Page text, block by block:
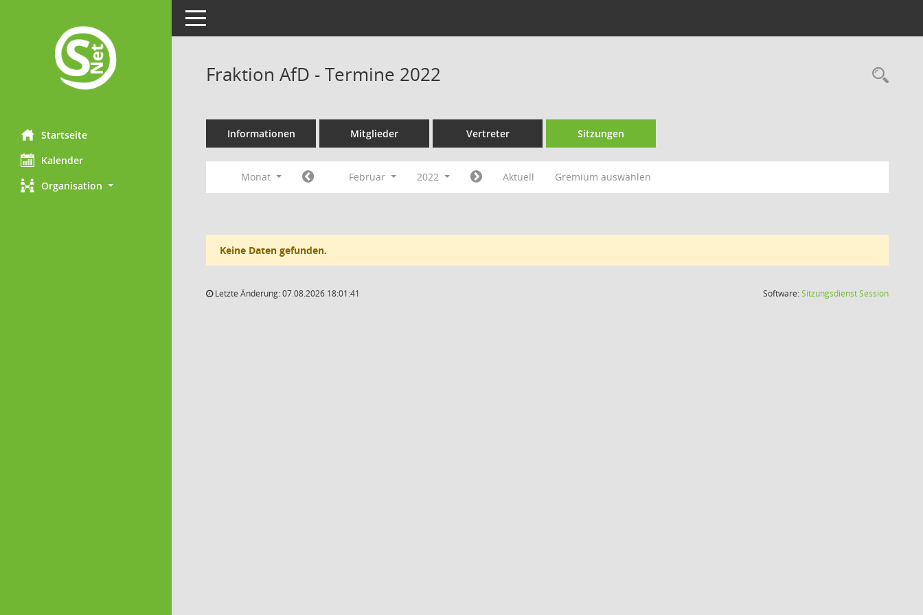
Startseite
Kalender
Organisation
Toggle navigation
Fraktion AfD - Termine 2022
Informationen Mitglieder Vertreter Sitzungen
Monat Februar 2022 Aktuell Gremium auswählen
Keine Daten gefunden.
Letzte Änderung: 07.08.2026 18:01:41 Software:SitzungsdienstSession(Wird in